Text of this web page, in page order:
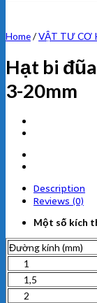
Home/VẬT TƯ CƠ
Hạt bi
3-20mm
Description
Reviews (0)
Một số kích
Đường kính (mm)
1
1,5
2